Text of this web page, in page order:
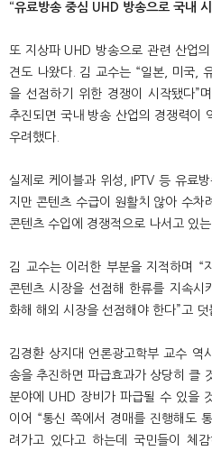
“유료방송 중심 UHD 방송으로 국내
또 지상파 UHD 방송으로 관련 산업
견도 나왔다. 김 교수는 “일본, 미국
을 선점하기 위한 경쟁이 시작됐다”며
추진되면 국내 방송 산업의 경쟁력이
우려했다
실제로 케이블과 위성 , IPTV등 유료
지만 콘텐츠 수급이 원활치 않아 수차
콘텐츠 수입에 경쟁적으로 나서고 있
김 교수는 이러한 부분을 지적하며 “
콘텐츠 시장을 선점해 한류를 지속시
화해 해외 시장을 선점해야 한다”고 덧
김경환 상지대 언론광고학부 교수 역
송을 추진하면 파급효과가 상당히 클
분야에 UHD 장비가 파급될 수 있을
이어 “통신 쪽에서 경매를 진행해도
려가고 있다고 하는데 국민들이 체